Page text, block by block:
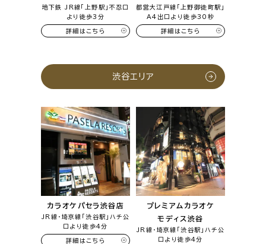
地下鉄 JR線「上野駅」不忍口
より徒歩3分
詳細はこちら
都営大江戸線「上野御徒町駅」
A4出口より徒歩30秒
詳細はこちら
渋谷エリア
カラオケパセラ渋谷店
JR線・埼京線「渋谷駅」ハチ公
口より徒歩4分
詳細はこちら
プレミアムカラオケ
モディス渋谷
JR線・埼京線「渋谷駅」ハチ公
口より徒歩4分